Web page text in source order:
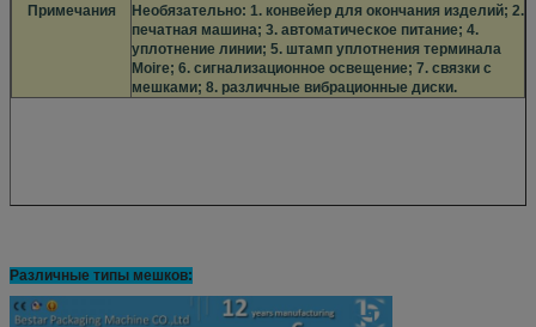
Примечания
Необязательно: 1. конвейер для окончания изделий; 2.
печатная машина; 3. автоматическое питание; 4.
уплотнение линии; 5. штамп уплотнения терминала
Moire; 6. сигнализационное освещение; 7. связки с
мешками; 8. различные вибрационные диски.
Различные типы мешков: